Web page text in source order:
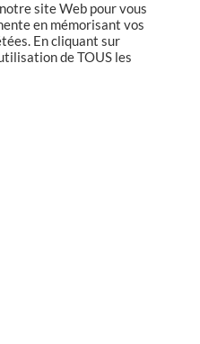
LEGALES
de vente
site Web pour vous
en mémorisant vos
En cliquant sur
de TOUS les